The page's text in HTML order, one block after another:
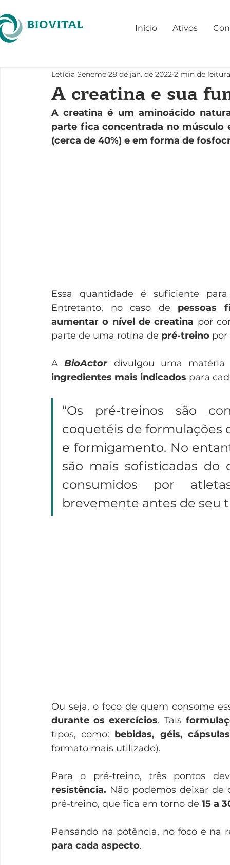
BIOVITAL Início Ativos
A creatina e sua
Letícia Seneme 28 de jan. de 2022 2 min de leitura
A creatina é um aminoácido
parte fica concentrada no músculo
(cerca de 40%) e em forma de
Essa quantidade é suficiente
Entretanto, no caso de pessoas
aumentar o nível de creatina por
parte de uma rotina de pré-treino
A BioActor divulgou uma
ingredientes mais indicados para
“Os pré-treinos são
coquetéis de formulações
e formigamento. No
são mais sofisticadas do
consumidos por
brevemente antes de seu
Ou seja, o foco de quem consome
durante os exercícios. Tais
tipos, como: bebidas, géis,
formato mais utilizado).
Para o pré-treino, três pontos
resistência. Não podemos deixar de
pré-treino, que fica em torno de 15 a
Pensando na potência, no foco e na
para cada aspecto.